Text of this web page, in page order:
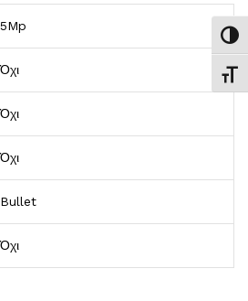
5Mp
Όχι
Όχι
Όχι
Bullet
Όχι